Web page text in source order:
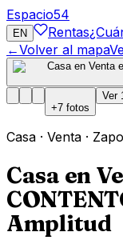
Espacio54
EN Rentas
←Volver al mapa
+7 fotos
Ver
Casa · Venta ·
Casa en
Amplitud